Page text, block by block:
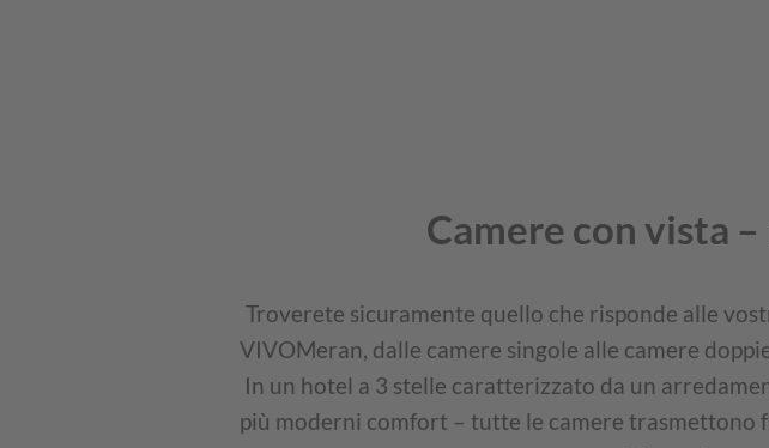
Camere con vista
Troverete sicuramente quello che risponde alle
VIVOMeran, dalle camere singole alle camere
In un hotel a 3 stelle caratterizzato da un
più moderni comfort – tutte le camere trasmettono